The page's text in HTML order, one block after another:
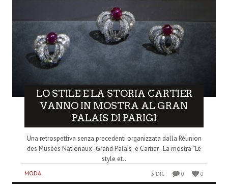
LO STILE E LA STORIA CARTIER
VANNO IN MOSTRA AL GRAN
PALAIS DI PARIGI
Una retrospettiva senza precedenti organizzata dalla Réunion
des Musées Nationaux -Grand Palais e Cartier . La mostra “Le
style et..
MODA 3 DIC 0 0